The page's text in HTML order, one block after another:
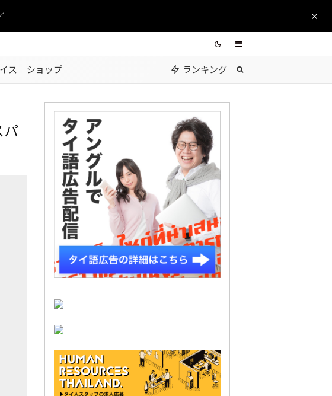
ス ショップ ランキング
パ